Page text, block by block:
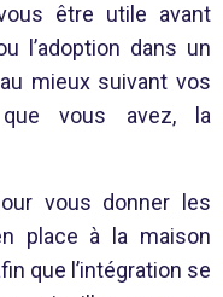
être utile avant
l’adoption dans un
mieux suivant vos
que vous avez, la
vous donner les
place à la maison
que l’intégration se